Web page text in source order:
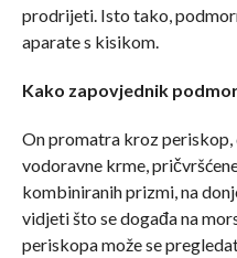
prodrijeti. Isto tako,
aparate s kisikom.
Kako zapovjednik
On promatra kroz periskop,
vodoravne krme,
kombiniranih prizmi, na
vidjeti što se događa na
periskopa može se